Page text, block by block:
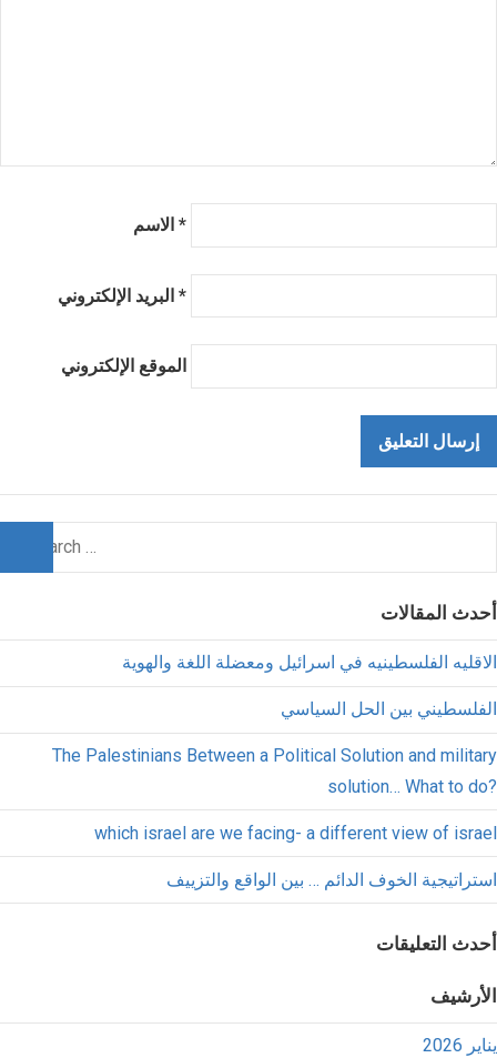
الاسم *
البريد الإلكتروني *
الموقع الإلكتروني
أحدث المقالات
الاقليه الفلسطينيه في اسرائيل ومعضلة اللغة والهوية
الفلسطيني بين الحل السياسي
The Palestinians Between a Political Solution and military
solution… What to do?
which israel are we facing- a different view of israel
استراتيجية الخوف الدائم … بين الواقع والتزييف
أحدث التعليقات
الأرشيف
يناير 2026